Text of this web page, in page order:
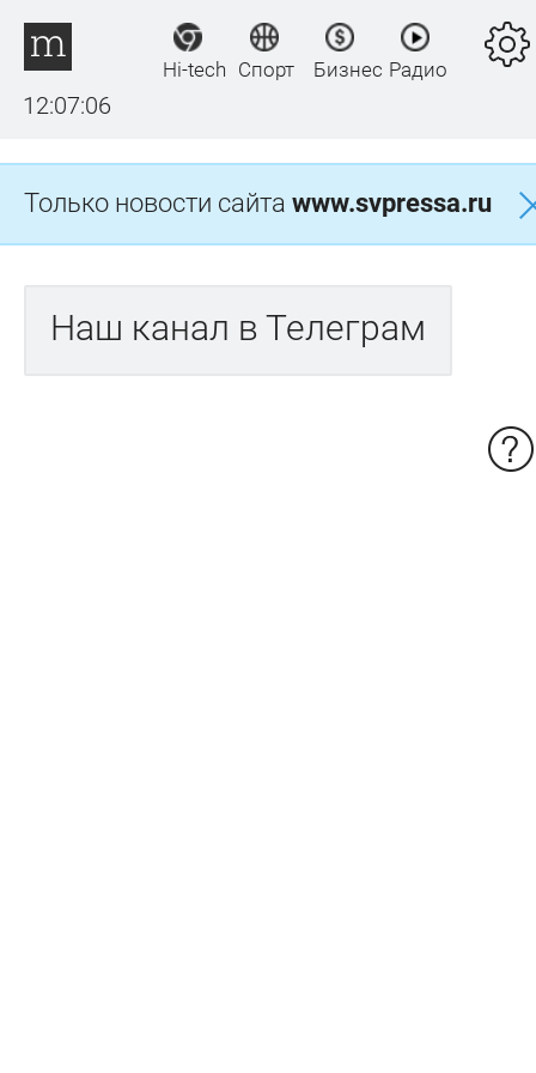
12:07:07
Hi-tech Спорт Бизнес Радио
Только новости сайта www.svpressa.ru
Наш канал в Телеграм